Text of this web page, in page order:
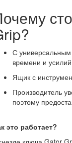
С
времени и
Ящик с
Производитель
поэтому
это работает?